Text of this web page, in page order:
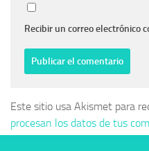
Recibir un correo electrónico
Este sitio usa Akismet para
procesan los datos de tus